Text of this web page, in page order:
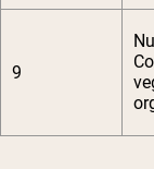
9